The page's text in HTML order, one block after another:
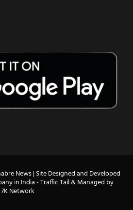
News | Site Designed and Developed
in India- Traffic Tail & Managed by
7K Network